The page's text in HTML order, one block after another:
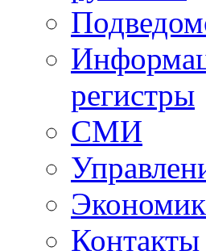
регистры
СМИ
Контакты